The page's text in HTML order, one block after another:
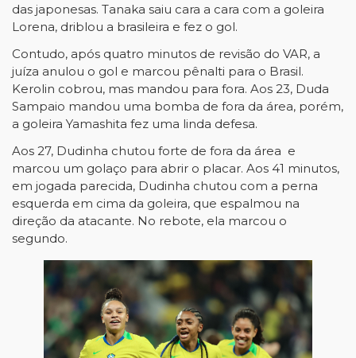
das japonesas. Tanaka saiu cara a cara com a goleira
Lorena, driblou a brasileira e fez o gol.
Contudo, após quatro minutos de revisão do VAR, a
juíza anulou o gol e marcou pênalti para o Brasil.
Kerolin cobrou, mas mandou para fora. Aos 23, Duda
Sampaio mandou uma bomba de fora da área, porém,
a goleira Yamashita fez uma linda defesa.
Aos 27, Dudinha chutou forte de fora da área e
marcou um golaço para abrir o placar. Aos 41 minutos,
em jogada parecida, Dudinha chutou com a perna
esquerda em cima da goleira, que espalmou na
direção da atacante. No rebote, ela marcou o
segundo.